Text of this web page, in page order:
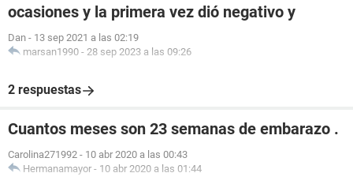
ocasiones y la primera vez dió negativo y
Dan - 13 sep 2021 a las 02:19
marsan1990 - 28 sep 2023 a las 09:26
2 respuestas
Cuantos meses son 23 semanas de embarazo .
Carolina271992 - 10 abr 2020 a las 00:43
Hermanamayor - 10 abr 2020 a las 01:44